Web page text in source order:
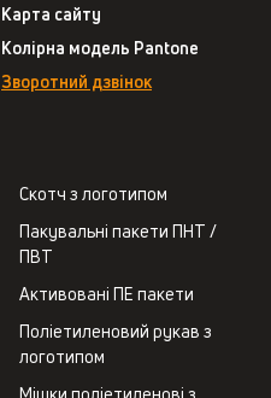
Карта сайту
Колірна модель Pantone
Зворотний дзвінок
Скотч з логотипом
Пакувальні пакети ПНТ /
ПВТ
Активовані ПЕ пакети
Поліетиленовий рукав з
логотипом